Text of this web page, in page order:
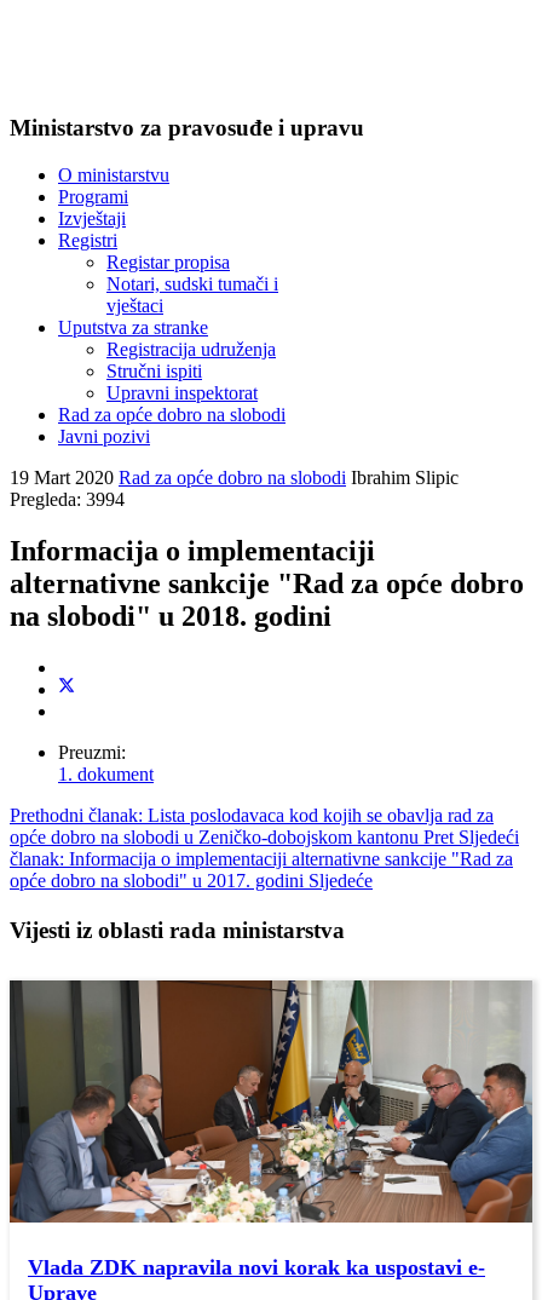
Ministarstvo za pravosuđe i upravu
O ministarstvu
Programi
Izvještaji
Registri
Registar propisa
Notari, sudski tumači i
vještaci
Uputstva za stranke
Registracija udruženja
Stručni ispiti
Upravni inspektorat
Rad za opće dobro na slobodi
Javni pozivi
19 Mart 2020 Rad za opće dobro na slobodi Ibrahim Slipic
Pregleda: 3994
Informacija o implementaciji
alternativne sankcije "Rad za opće dobro
na slobodi" u 2018. godini
Preuzmi:
1. dokument
Prethodni članak: Lista poslodavaca kod kojih se obavlja rad za
opće dobro na slobodi u Zeničko-dobojskom kantonu Pret Sljedeći
članak: Informacija o implementaciji alternativne sankcije "Rad za
opće dobro na slobodi" u 2017. godini Sljedeće
Vijesti iz oblasti rada ministarstva
Vlada ZDK napravila novi korak ka uspostavi e-
Uprave